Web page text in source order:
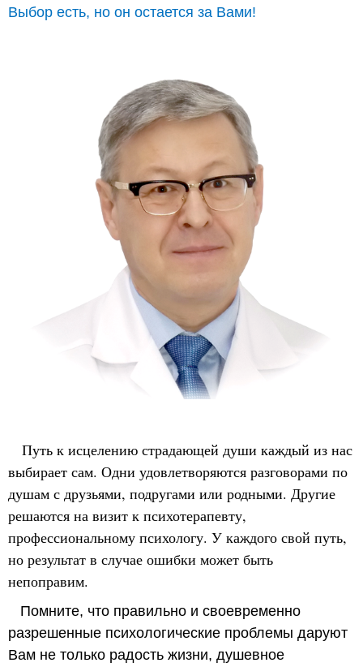
Выбор есть, но он остается за Вами!
Путь к исцелению страдающей души каждый из нас
выбирает сам. Одни удовлетворяются разговорами по
душам с друзьями, подругами или родными. Другие
решаются на визит к психотерапевту,
профессиональному психологу. У каждого свой путь,
но результат в случае ошибки может быть
непоправим.
Помните, что правильно и своевременно
разрешенные психологические проблемы даруют
Вам не только радость жизни, душевное